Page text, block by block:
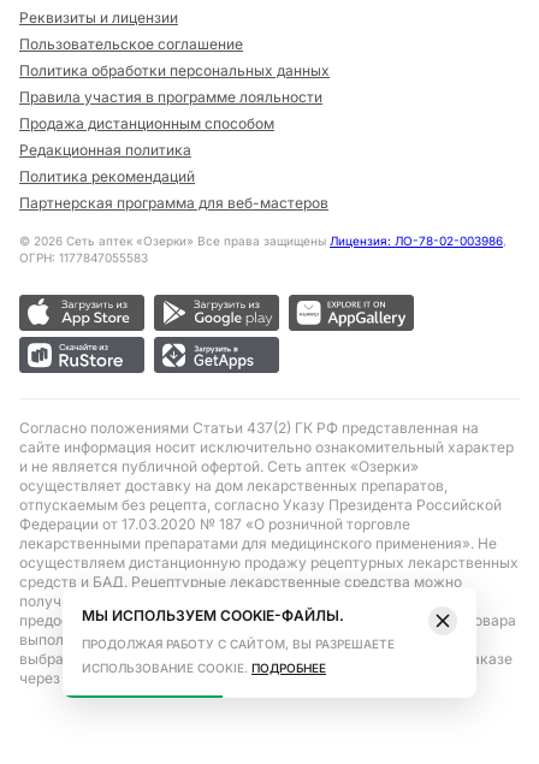
Реквизиты и лицензии
Пользовательское соглашение
Политика обработки персональных данных
Правила участия в программе лояльности
Продажа дистанционным способом
Редакционная политика
Политика рекомендаций
Партнерская программа для веб-мастеров
© 2026 Сеть аптек «Озерки» Все права защищены Лицензия: ЛО-78-02-003986,
ОГРН: 1177847055583
Согласно положениями Статьи 437(2) ГК РФ представленная на
сайте информация носит исключительно ознакомительный характер
и не является публичной офертой. Сеть аптек «Озерки»
осуществляет доставку на дом лекарственных препаратов,
отпускаемым без рецепта, согласно Указу Президента Российской
Федерации от 17.03.2020 № 187 «О розничной торговле
лекарственными препаратами для медицинского применения». Не
осуществляем дистанционную продажу рецептурных лекарственных
средств и БАД. Рецептурные лекарственные средства можно
получить только при помощи самовывоза в аптеке при
предоставлении рецепта, выписанного врачом. Бронирование товара
выполняется при условиях последующего выкупа заказа в
выбранном аптечном пункте. Цена действительна только при заказе
через сайт.
МЫ ИСПОЛЬЗУЕМ COOKIE-ФАЙЛЫ.
ПРОДОЛЖАЯ РАБОТУ С САЙТОМ, ВЫ РАЗРЕШАЕТЕ
ИСПОЛЬЗОВАНИЕ COOKIE. ПОДРОБНЕЕ